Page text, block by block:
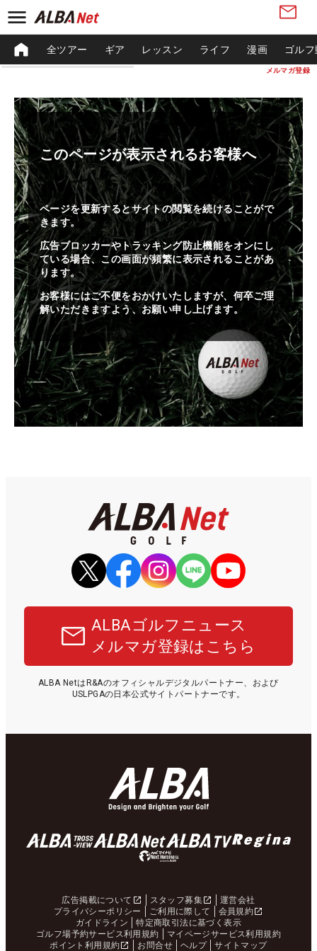
メルマガ登録
全ツアー ギア レッスン ライフ 漫画 ゴル
このページが表示されるお客様へ
ページを更新するとサイトの閲覧を続けることがで
きます。
広告ブロッカーやトラッキング防止機能をオンにし
ている場合、この画面が頻繁に表示されることがあ
ります。
お客様にはご不便をおかけいたしますが、何卒ご理
解いただきますよう、お願い申し上げます。
ALBAゴルフニュース
メルマガ登録はこちら
ALBA NetはR&Aのオフィシャルデジタルパートナー、および
USLPGAの日本公式サイトパートナーです。
広告掲載について スタッフ募集
運営会社
プライバシーポリシー
ご利用に際して
会員規約
ガイドライン
特定商取引法に基づく表示
ゴルフ場予約サービス利用規約
マイページサービス利用規約
ポイント利用規約
お問合せ ヘルプ サイトマップ